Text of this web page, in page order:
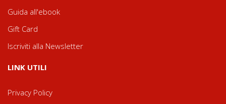
Guida all'ebook
Gift Card
Iscriviti alla Newsletter
LINK UTILI
Privacy Policy